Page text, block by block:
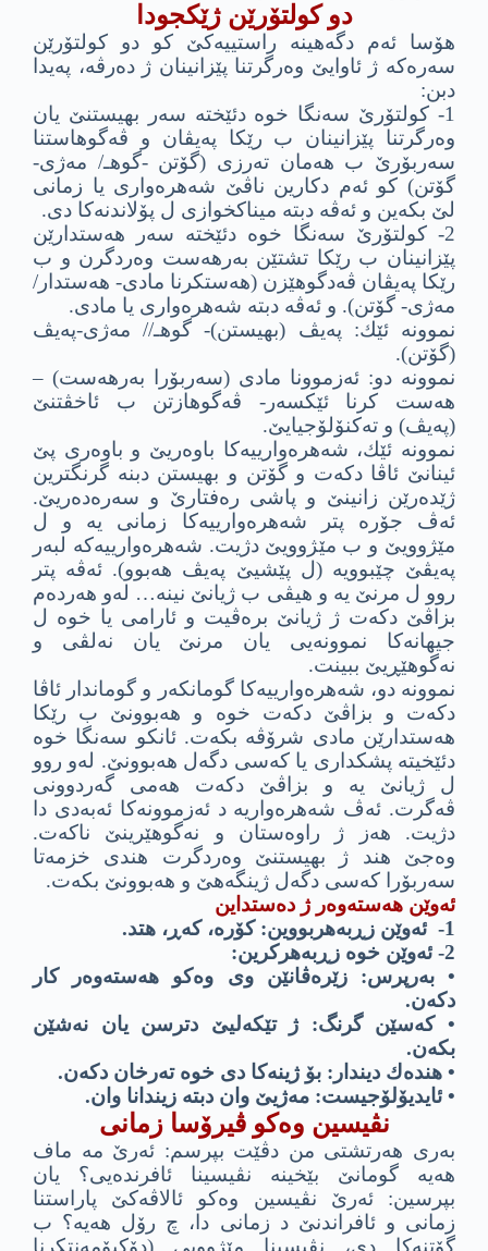
دو كولتۆرێن ژێكجودا
هۆسا ئه‌م دگه‌هینه‌ راستییه‌كێ كو دو كولتۆرێن
سه‌ره‌كه‌ ژ ئاوایێ وه‌رگرتنا پێزانینان ژ ده‌رڤه‌، په‌یدا
دبن:
1- كولتۆرێ سه‌نگا خوه‌ دئێخته‌ سه‌ر بهیستنێ یان
وه‌رگرتنا پێزانینان ب رێكا په‌یڤان و ڤه‌گوهاستنا
سه‌ربۆرێ ب هه‌مان ته‌رزى (گۆتن -گوهـ/ مه‌ژى-
گۆتن) كو ئه‌م دكارین ناڤێ شه‌هره‌وارى یا زمانى
لێ بكه‌ین و ئه‌ڤه‌ دبته‌ میناكخوازى ل پۆلاندنه‌كا دى.
2- كولتۆرێ سه‌نگا خوه‌ دئێخته‌ سه‌ر هه‌ستدارێن
پێزانینان ب رێكا تشتێن به‌رهه‌ست وه‌ردگرن و ب
رێكا په‌یڤان ڤه‌دگوهێزن (هه‌ستكرنا مادى- هه‌ستدار/
مه‌ژى- گۆتن). و ئه‌ڤه‌ دبته‌ شه‌هره‌وارى یا مادى.
نموونه‌ ئێك: په‌یڤ (بهیستن)- گوهـ// مه‌ژى-په‌یڤ
(گۆتن).
نموونه‌ دو: ئه‌زموونا مادى (سه‌ربۆرا به‌رهه‌ست) –
هه‌ست كرنا ئێكسه‌ر- ڤه‌گوهازتن ب ئاخڤتنێ
(په‌یڤ) و ته‌كنۆلۆجیایێ.
نموونه‌ ئێك، شه‌هره‌وارییه‌كا باوه‌ریێ و باوه‌رى پێ
ئینانێ ئاڤا دكه‌ت و گۆتن و بهیستن دبنه‌ گرنگترین
ژێده‌رێن زانینێ و پاشى ره‌فتارێ و سه‌ره‌ده‌ریێ.
ئه‌ڤ جۆره‌ پتر شه‌هره‌وارییه‌كا زمانی یه‌ و ل
مێژوویێ و ب مێژوویێ دژیت. شه‌هره‌وارییه‌كه‌ لبه‌ر
په‌یڤێ چێبوویه‌ (ل پێشیێ په‌یڤ هه‌بوو). ئه‌ڤه‌ پتر
روو ل مرنێ یه‌ و هیڤى ب ژیانێ نینه‌… له‌و هه‌رده‌م
بزاڤێ دكه‌ت ژ ژیانێ بره‌ڤیت و ئارامى یا خوه‌ ل
جیهانه‌كا نموونه‌یى یان مرنێ یان نه‌لڤى و
نه‌گوهێڕیێ ببینت.
نموونه‌ دو، شه‌هره‌وارییه‌كا گومانكه‌ر و گوماندار ئاڤا
دكه‌ت و بزاڤێ دكه‌ت خوه‌ و هه‌بوونێ ب رێكا
هه‌ستدارێن مادى شرۆڤه‌ بكه‌ت. ئانكو سه‌نگا خوه‌
دئێخیته‌ پشكدارى یا كه‌سى دگه‌ل هه‌بوونێ. له‌و روو
ل ژیانێ یه‌ و بزاڤێ دكه‌ت هه‌مى گه‌ردوونى
ڤه‌گرت. ئه‌ڤ شه‌هره‌واریه‌ د ئه‌زموونه‌كا ئه‌به‌دى دا
دژیت. هه‌ز ژ راوه‌ستان و نه‌گوهێرینێ ناكه‌ت.
وه‌جێ هند ژ بهیستنێ وه‌ردگرت هندى خزمه‌تا
سه‌ربۆرا كه‌سى دگه‌ل ژینگه‌هێ و هه‌بوونێ بكه‌ت.
ئه‌وێن هه‌سته‌وه‌ر ژ ده‌ستداین
1- ئه‌وێن زڕبه‌هربووین: كۆره‌، كه‌ڕ، هتد.
2- ئه‌وێن خوه‌ زڕبه‌هركرین:
• به‌رپرس: زێره‌ڤانێن وى وه‌كو هه‌سته‌وه‌ر كار
دكه‌ن.
• كه‌سێن گرنگ: ژ تێكه‌لیێ دترسن یان نه‌شێن
بكه‌ن.
• هنده‌ك دیندار: بۆ ژینه‌كا دى خوه‌ ته‌رخان دكه‌ن.
• ئایدیۆلۆجیست: مه‌ژیێ وان دبته‌ زیندانا وان.
نڤیسین وه‌كو ڤیرۆسا زمانى
به‌رى هه‌رتشتى من دڤێت بپرسم: ئه‌رێ مه‌ ماف
هه‌یه‌ گومانێ بێخینه‌ نڤیسینا ئافرنده‌یى؟ یان
بپرسین: ئه‌رێ نڤیسین وه‌كو ئالاڤه‌كێ پاراستنا
زمانى و ئافراندنێ د زمانى دا، چ رۆل هه‌یه‌؟ ب